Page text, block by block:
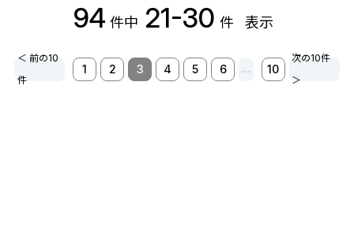
94 件中 21-30 件 表示
＜ 前の10
件
1 2 3 4 5 6 … 10
次の10件
＞